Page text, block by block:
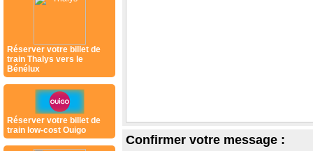
Réserver votre billet de
train Thalys vers le
Bénélux
Réserver votre billet de
train low-cost Ouigo
Confirmer votre message :